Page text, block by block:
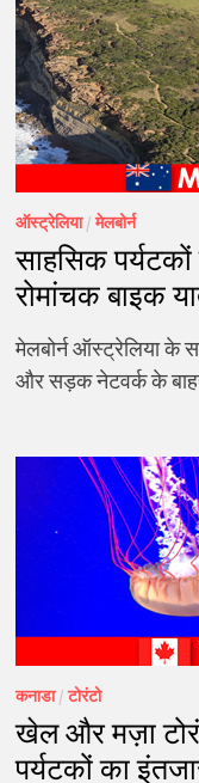
ऑस्ट्रेलिया/मेलबोर्न
साहसिक
रोमांचक बाइक
मेलबोर्न ऑस्ट्रेलिया
और सड़क नेटवर्क के
कनाडा/टोरंटो
खेल और मज़ा
पर्यटकों का